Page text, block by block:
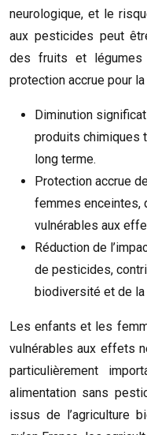
neurologique, et le
aux pesticides peut
des fruits et légumes
protection accrue pour
Diminution
produits chimiques
long terme.
Protection accrue
femmes enceintes,
vulnérables aux
Réduction de
de pesticides,
biodiversité et de la
Les enfants et les
vulnérables aux effets
particulièrement
alimentation sans
issus de l’agriculture